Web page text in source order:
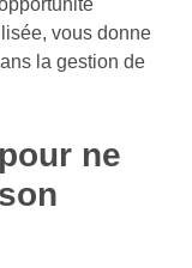
vous donne
la gestion de
ne